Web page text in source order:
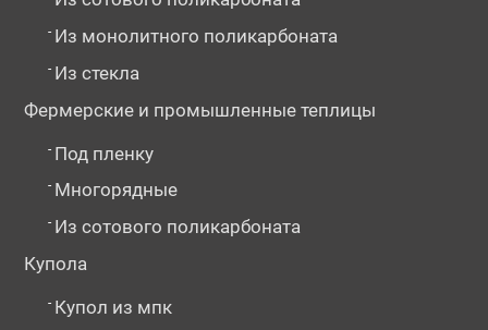
- Из монолитного поликарбоната
- Из стекла
Фермерские и промышленные теплицы
- Под пленку
- Многорядные
- Из сотового поликарбоната
Купола
- Купол из мпк